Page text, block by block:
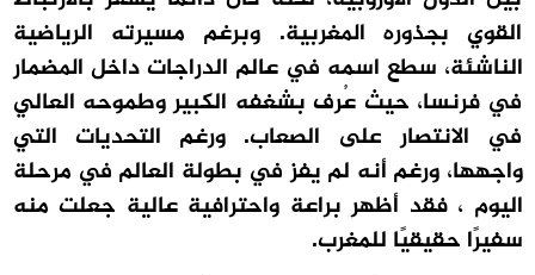
القوي بجذوره المغربية. وبرغم مسيرته الرياضية
الناشئة، سطع اسمه في عالم الدراجات داخل المضمار
في فرنسا، حيث عُرف بشغفه الكبير وطموحه العالي
في الانتصار على الصعاب. ورغم التحديات التي
واجهها، ورغم أنه لم يفز في بطولة العالم في مرحلة
اليوم ، فقد أظهر براعة واحترافية عالية جعلت منه
سفيرًا حقيقيًا للمغرب.